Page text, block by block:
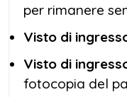
per rimanere
Visto di
Visto di
fotocopia del